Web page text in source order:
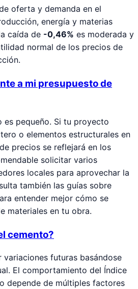
oferta y demanda en el
energía y materias
caída de -0,46% es moderada y
normal de los precios de
a mi presupuesto de
es pequeño. Si tu proyecto
o elementos estructurales en
precios se reflejará en los
solicitar varios
locales para aprovechar la
también las guías sobre
entender mejor cómo se
materiales en tu obra.
cemento?
futuras basándose
El comportamiento del Índice
depende de múltiples factores